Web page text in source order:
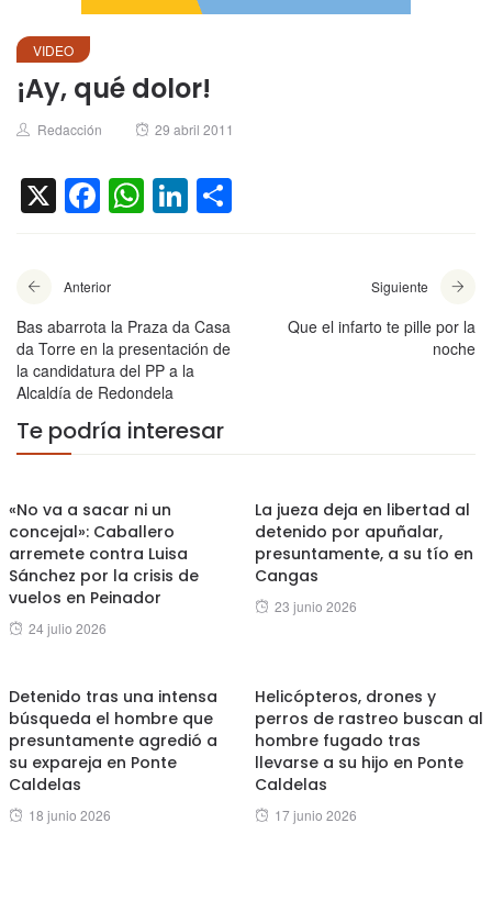
VIDEO
¡Ay, qué dolor!
Author
Redacción
Posted
29 abril 2011
X Facebook
WhatsApp
LinkedIn
Anterior
Bas abarrota la Praza da Casa
da Torre en la presentación de
la candidatura del PP a la
Alcaldía de Redondela
Siguiente
Que el infarto te pille por la
noche
Te podría interesar
«No va a sacar ni un
concejal»: Caballero
arremete contra Luisa
Sánchez por la crisis de
vuelos en Peinador
Posted
24 julio 2026
La jueza deja en libertad al
detenido por apuñalar,
presuntamente, a su tío en
Cangas
Posted
23 junio 2026
Detenido tras una intensa
búsqueda el hombre que
presuntamente agredió a
su expareja en Ponte
Caldelas
Posted
18 junio 2026
Helicópteros, drones y
perros de rastreo buscan al
hombre fugado tras
llevarse a su hijo en Ponte
Caldelas
Posted
17 junio 2026